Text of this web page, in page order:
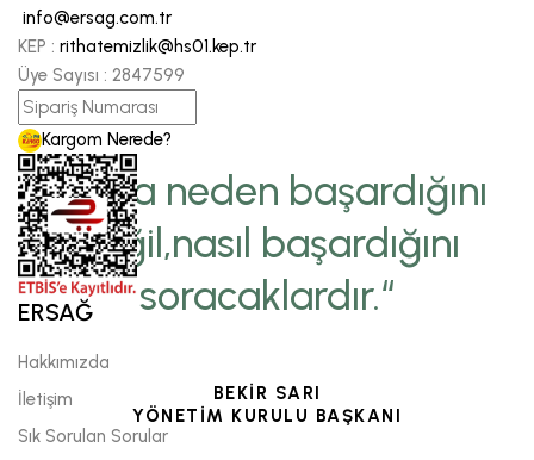
“Sana neden başardığını
değil,nasıl başardığını
soracaklardır.“
BEKİR SARI
YÖNETİM KURULU BAŞKANI
info@ersag.com.tr
KEP : rithatemizlik@hs01.kep.tr
Üye Sayısı : 2847599
Kargom Nerede?
ERSAĞ
Hakkımızda
İletişim
Sık Sorulan Sorular